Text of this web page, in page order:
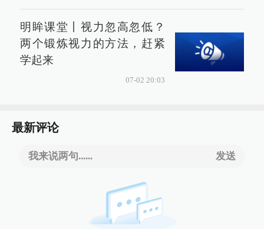
明眸课堂丨视力忽高忽低？
两个锻炼视力的方法，赶紧
学起来
07-02 20:03
最新评论
我来说两句...... 发送